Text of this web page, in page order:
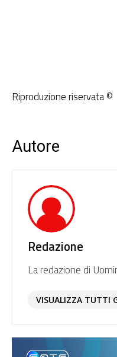
Riproduzione riservata ©
Autore
Redazione
La redazione di
VISUALIZZA TUTTI